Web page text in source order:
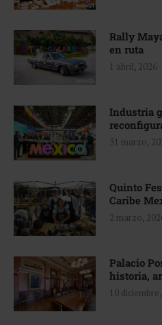
Rally
en ruta
1 abril, 2026
Industria
31 marzo,
Quinto
Caribe
2 marzo,
Palacio
historia,
10